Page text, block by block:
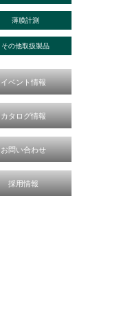
薄膜計測
その他取扱製品
イベント情報
カタログ情報
お問い合わせ
採用情報